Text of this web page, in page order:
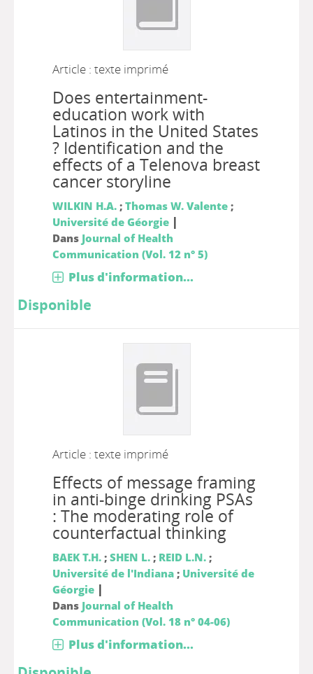
Article : texte imprimé
Does entertainment-
education work with
Latinos in the United States
? Identification and the
effects of a Telenova breast
cancer storyline
WILKIN H.A.; Thomas W. Valente;
Université de Géorgie |
Dans Journal of Health
Communication (Vol. 12 n° 5)
Plus d'information...
Disponible
Article : texte imprimé
Effects of message framing
in anti-binge drinking PSAs
: The moderating role of
counterfactual thinking
BAEK T.H.; SHEN L.; REID L.N.;
Université de l'Indiana; Université de
Géorgie |
Dans Journal of Health
Communication (Vol. 18 n° 04-06)
Plus d'information...